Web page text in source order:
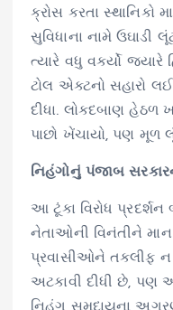
ક્રોસ કરતા સ્થાનિકો
સુવિધાના નામે
ત્યારે વધુ વકર્યો જ્યારે
ટોલ એક્ટનો સહારો
દીધા. લોકદબાણ હેઠળ
પાછો ખેંચાયો, પણ મૂળ
નિહંગોનું પંજાબ
આ ટૂંકા વિરોધ
નેતાઓની વિનંતીને
પ્રવાસીઓને તકલીફ ન
અટકાવી દીધી છે, પણ